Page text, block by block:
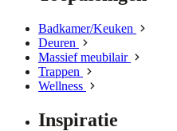
Badkamer/Keuken
Deuren
Massief meubilair
Trappen
Wellness
Inspiratie